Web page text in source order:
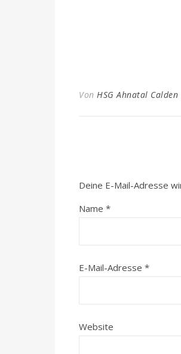
Von HSG Ahnatal Calden
Deine E-Mail-Adresse
Name *
E-Mail-Adresse *
Website